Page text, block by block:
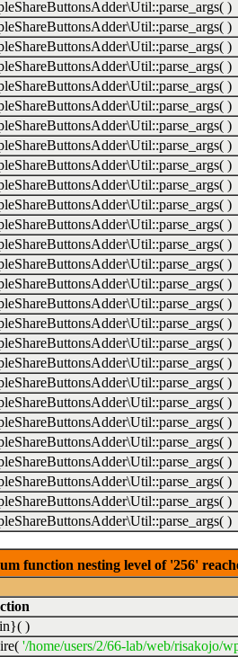
)
)
)
)
)
)
)
)
)
)
)
)
)
)
)
)
)
)
)
)
)
)
)
)
)
)
)
function nesting level of '256'
)
'/home/users/2/66-lab/web/risakojo/